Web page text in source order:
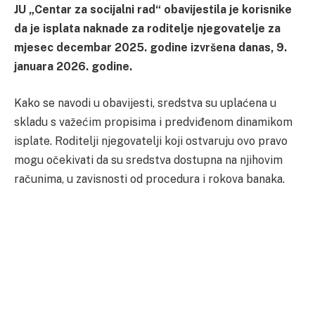
JU „Centar za socijalni rad“ obavijestila je korisnike
da je isplata naknade za roditelje njegovatelje za
mjesec decembar 2025. godine izvršena danas, 9.
januara 2026. godine.
Kako se navodi u obavijesti, sredstva su uplaćena u
skladu s važećim propisima i predviđenom dinamikom
isplate. Roditelji njegovatelji koji ostvaruju ovo pravo
mogu očekivati da su sredstva dostupna na njihovim
računima, u zavisnosti od procedura i rokova banaka.